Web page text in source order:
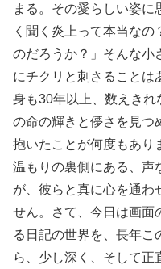
まる。その愛らしい姿に
く聞く炎上って本当な
のだろうか？」そんな小
にチクリと刺さることは
身も30年以上、数えき
の命の輝きと儚さを見つ
抱いたことが何度もあり
温もりの裏側にある、声
が、彼らと真に心を通わ
せん。さて、今日は画面
る日記の世界を、長年こ
ら、少し深く、そして正